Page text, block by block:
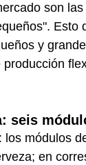
son
y
seis
módulos
en